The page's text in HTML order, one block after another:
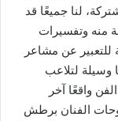
لنا جميعًا قد
منه وتفسيرات
عن مشاعر
وسيلة لتلاعب
واقعًا آخر
الفنان برطش